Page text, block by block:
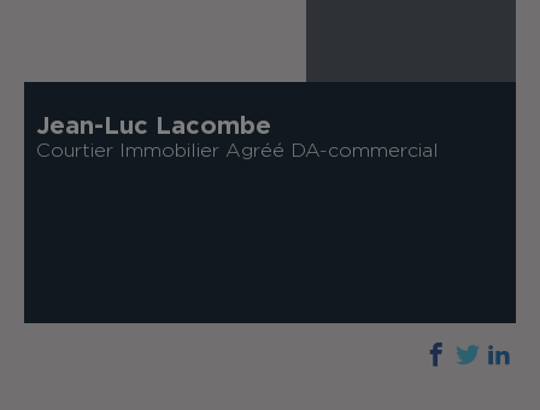
Jean-Luc Lacombe
Courtier Immobilier Agréé DA-commercial